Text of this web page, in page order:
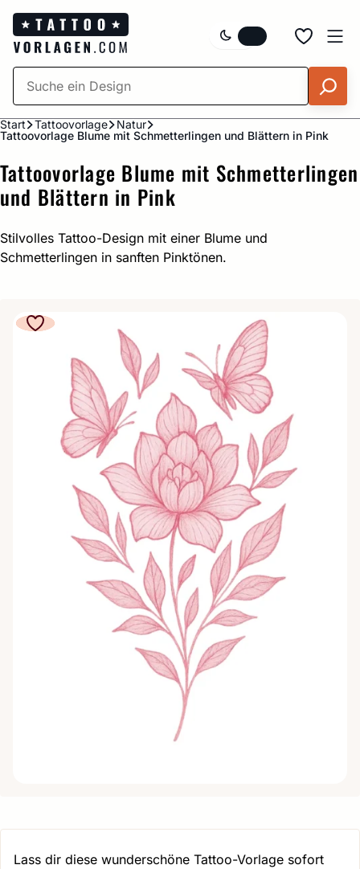
Zum
Inhalt
springen
Start Tattoovorlage
Natur
Tattoovorlage Blume mit Schmetterlingen und Blättern in Pink
Tattoovorlage Blume mit Schmetterlingen
und Blättern in Pink
Stilvolles Tattoo-Design mit einer Blume und
Schmetterlingen in sanften Pinktönen.
Lass dir diese wunderschöne Tattoo-Vorlage sofort